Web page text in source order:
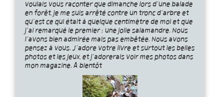
voulais vous raconter que dimanche lors d’une balade
en forêt, je me suis arrêté contre un tronc d’arbre et
qu’est ce qui était à quelque centimètre de moi et que
j’ai remarqué le premier : une jolie salamandre. Nous
l’avons bien admirée mais pas embêtée. Nous avons
pensez à vous. J’adore votre livre et surtout les belles
photos et les jeux, et j’adorerais voir mes photos dans
mon magazine. À bientôt